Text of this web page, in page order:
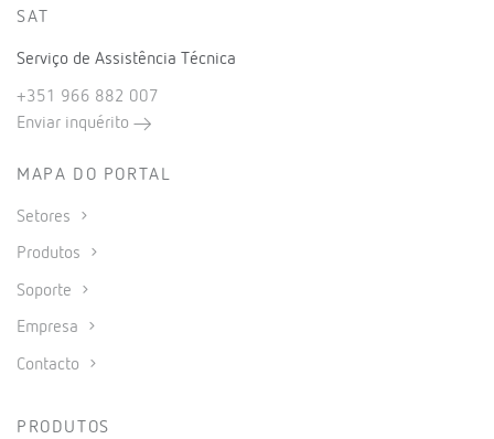
SAT
Serviço de Assistência Técnica
+351 966 882 007
Enviar inquérito
MAPA DO PORTAL
Setores
Produtos
Soporte
Empresa
Contacto
PRODUTOS